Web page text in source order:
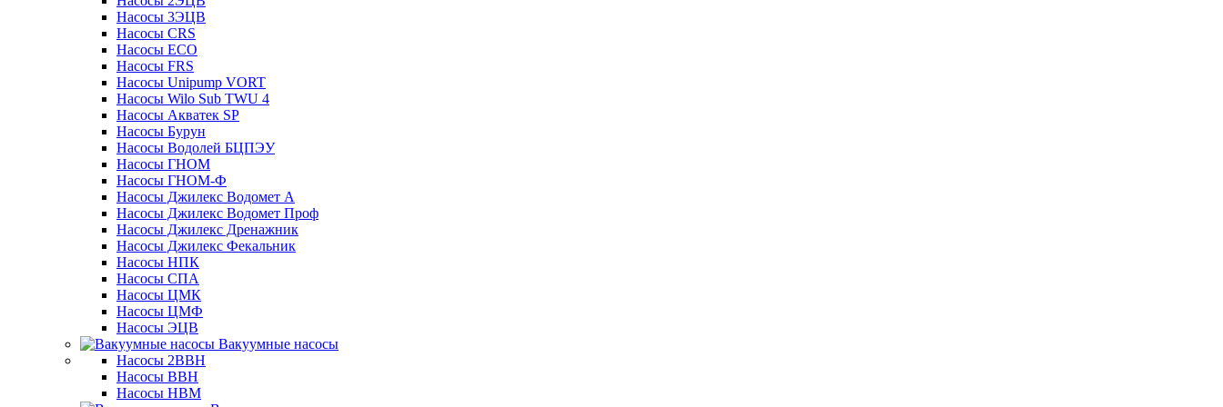
Насосы 3ЭЦВ
Насосы CRS
Насосы ECO
Насосы FRS
Насосы Unipump VORT
Насосы Wilo Sub TWU 4
Насосы Акватек SP
Насосы Бурун
Насосы Водолей БЦПЭУ
Насосы ГНОМ
Насосы ГНОМ-Ф
Насосы Джилекс Водомет А
Насосы Джилекс Водомет Проф
Насосы Джилекс Дренажник
Насосы Джилекс Фекальник
Насосы НПК
Насосы СПА
Насосы ЦМК
Насосы ЦМФ
Насосы ЭЦВ
Вакуумные насосы
Насосы 2ВВН
Насосы ВВН
Насосы НВМ